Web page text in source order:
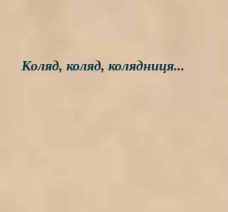
Коляд, коляд, колядниця...